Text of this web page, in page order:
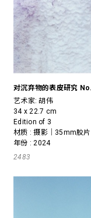
对沉弃物的表皮研究
艺术家:胡伟
34 x 22.7 cm
Edition of 3
材质 : 摄影｜35mm胶
年份 : 2024
2483